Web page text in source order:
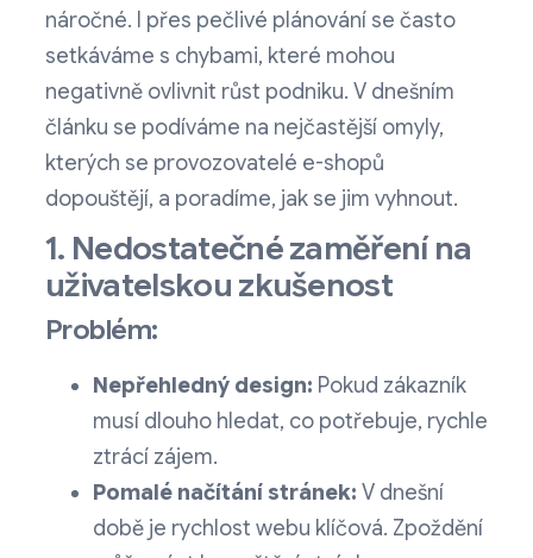
náročné. I přes pečlivé plánování se často
setkáváme s chybami, které mohou
negativně ovlivnit růst podniku. V dnešním
článku se podíváme na nejčastější omyly,
kterých se provozovatelé e-shopů
dopouštějí, a poradíme, jak se jim vyhnout.
1. Nedostatečné zaměření na
uživatelskou zkušenost
Problém:
Nepřehledný design: Pokud zákazník
musí dlouho hledat, co potřebuje, rychle
ztrácí zájem.
Pomalé načítání stránek: V dnešní
době je rychlost webu klíčová. Zpoždění